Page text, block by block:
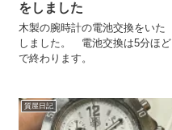
をしました
木製の腕時計の電池交換をいた
しました。 電池交換は5分ほど
で終わります。
質屋日記